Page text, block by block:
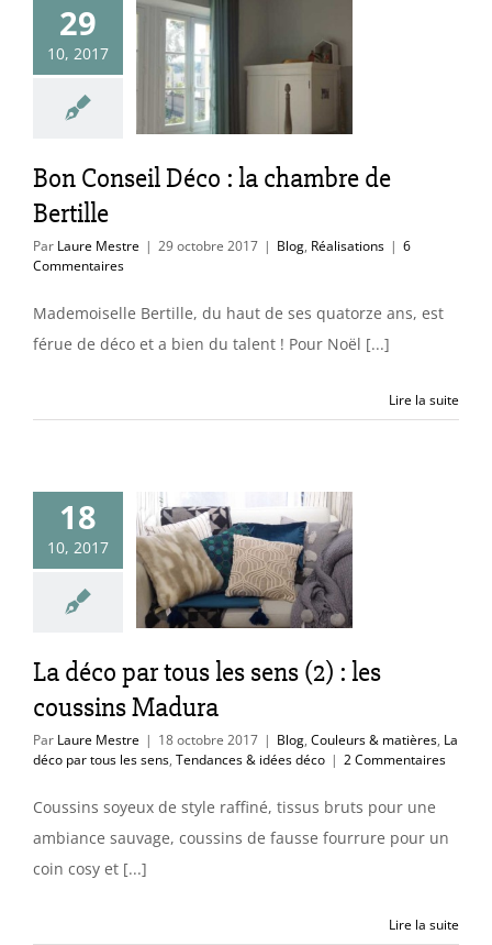
29
10, 2017
Déco :
de
Bon Conseil Déco : la chambre de
Bertille
Par Laure Mestre | 29 octobre 2017 | Blog, Réalisations | 6
Commentaires
Mademoiselle Bertille, du haut de ses quatorze ans, est
férue de déco et a bien du talent ! Pour Noël [...]
Lire la suite
18
10, 2017
par tous les
(2) : les
Madura
& matières
& idées déco
La déco par tous les sens (2) : les
coussins Madura
Par Laure Mestre | 18 octobre 2017 | Blog, Couleurs & matières, La
déco par tous les sens, Tendances & idées déco | 2 Commentaires
Coussins soyeux de style raffiné, tissus bruts pour une
ambiance sauvage, coussins de fausse fourrure pour un
coin cosy et [...]
Lire la suite